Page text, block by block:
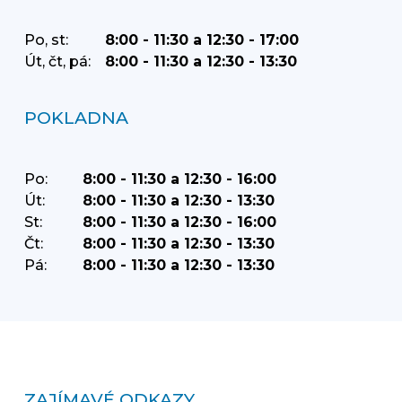
Po, st:
8:00 - 11:30 a 12:30 - 17:00
Út, čt, pá:
8:00 - 11:30 a 12:30 - 13:30
POKLADNA
Po:
8:00 - 11:30 a 12:30 - 16:00
Út:
8:00 - 11:30 a 12:30 - 13:30
St:
8:00 - 11:30 a 12:30 - 16:00
Čt:
8:00 - 11:30 a 12:30 - 13:30
Pá:
8:00 - 11:30 a 12:30 - 13:30